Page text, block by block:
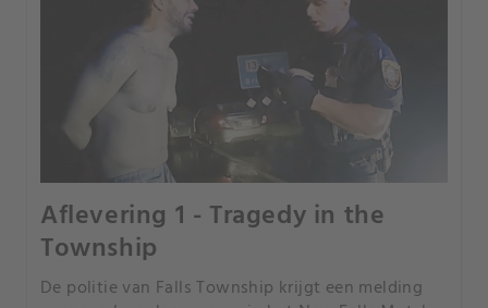
Aflevering 1 - Tragedy in the
Township
De politie van Falls Township krijgt een melding